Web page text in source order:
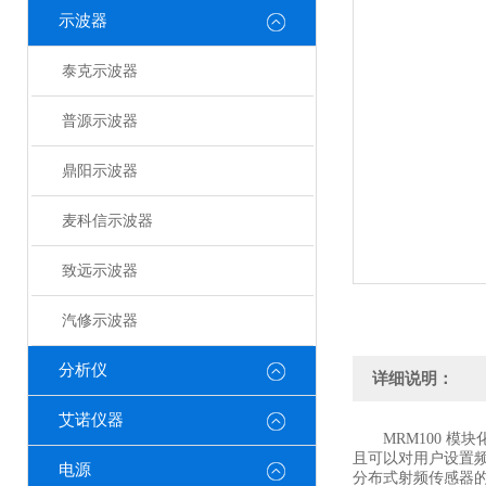
示波器
泰克示波器
普源示波器
鼎阳示波器
麦科信示波器
致远示波器
汽修示波器
分析仪
艾诺仪器
电源
详细说明：
MRM100 模块化
且可以对用户设置
分布式射频传感器